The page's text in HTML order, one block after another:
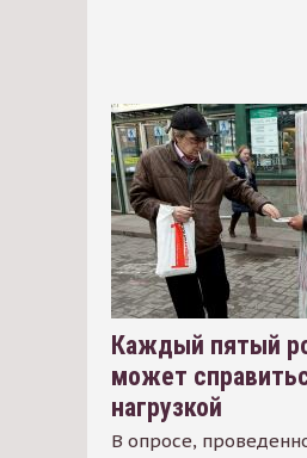
Каждый пятый
может
нагрузкой
В опросе,